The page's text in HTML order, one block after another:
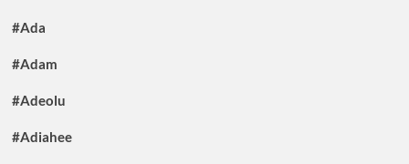
#Ada
#Adam
#Adeolu
#Adiahee